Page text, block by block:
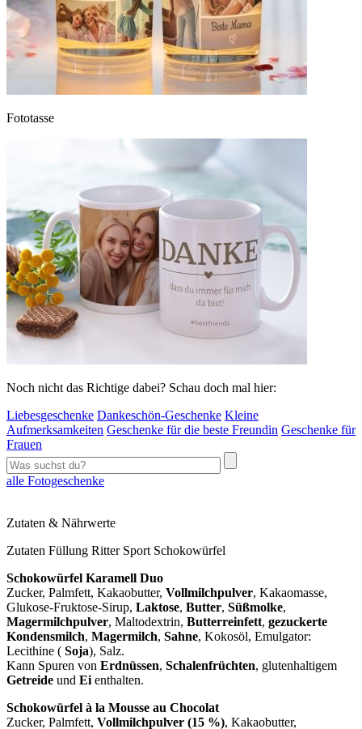
Fototasse
Noch nicht das Richtige dabei? Schau doch mal hier:
Liebesgeschenke Dankeschön-Geschenke Kleine
Aufmerksamkeiten Geschenke für die beste Freundin Geschenke für
Frauen
alle Fotogeschenke
Zutaten & Nährwerte
Zutaten Füllung Ritter Sport Schokowürfel
Schokowürfel Karamell Duo
Zucker, Palmfett, Kakaobutter, Vollmilchpulver, Kakaomasse,
Glukose-Fruktose-Sirup, Laktose, Butter, Süßmolke,
Magermilchpulver, Maltodextrin, Butterreinfett, gezuckerte
Kondensmilch, Magermilch, Sahne, Kokosöl, Emulgator:
Lecithine ( Soja), Salz.
Kann Spuren von Erdnüssen, Schalenfrüchten, glutenhaltigem
Getreide und Ei enthalten.
Schokowürfel à la Mousse au Chocolat
Zucker, Palmfett, Vollmilchpulver (15 %), Kakaobutter,